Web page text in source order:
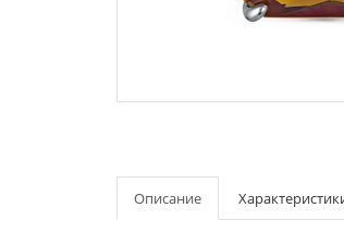
Описание